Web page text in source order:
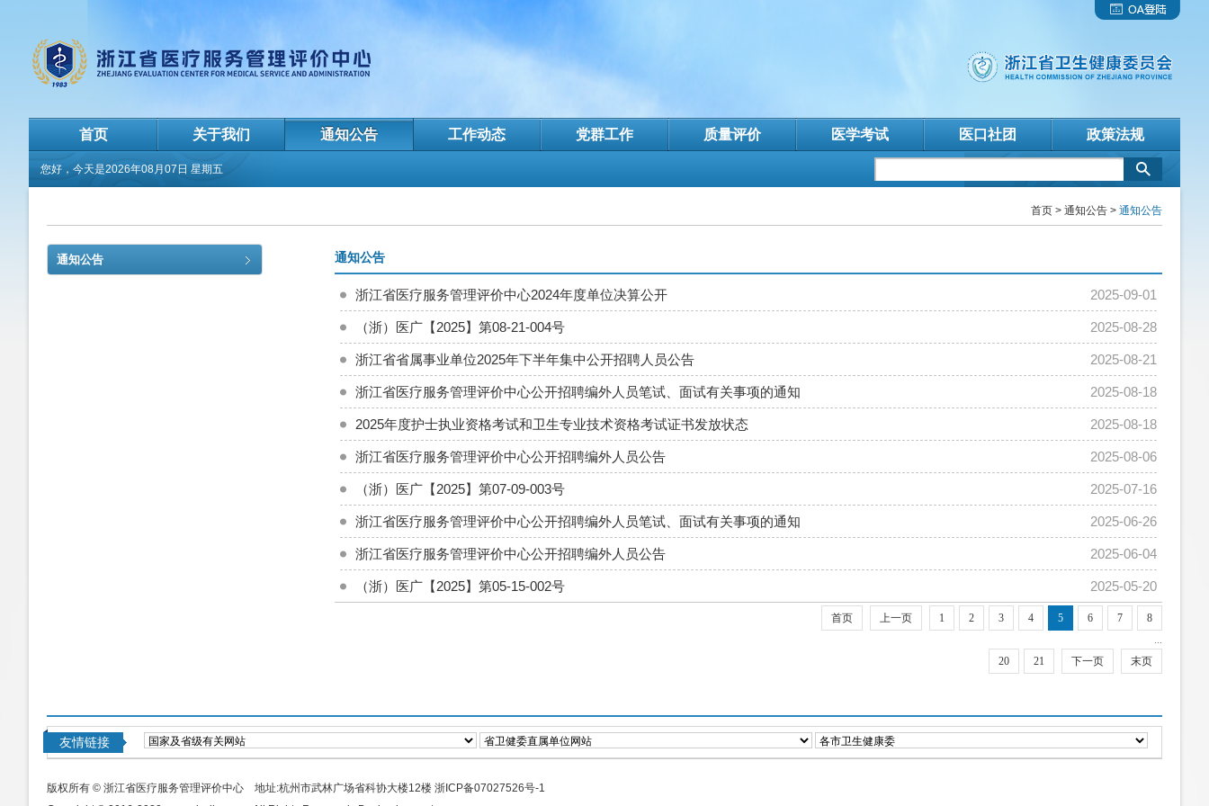
首页 关于我们 通知公告 工作动态 党群工作 质量评价 医学考试 医口社团 政策法规
您好，今天是2026年08月07日 星期五
首页 > 通知公告 > 通知公告
通知公告 通知公告
2025-09-01
浙江省医疗服务管理评价中心2024年度单位决算公开
2025-08-28
（浙）医广【2025】第08-21-004号
2025-08-21
浙江省省属事业单位2025年下半年集中公开招聘人员公告
2025-08-18
浙江省医疗服务管理评价中心公开招聘编外人员笔试、面试有关事项的通知
2025-08-18
2025年度护士执业资格考试和卫生专业技术资格考试证书发放状态
2025-08-06
浙江省医疗服务管理评价中心公开招聘编外人员公告
2025-07-16
（浙）医广【2025】第07-09-003号
2025-06-26
浙江省医疗服务管理评价中心公开招聘编外人员笔试、面试有关事项的通知
2025-06-04
浙江省医疗服务管理评价中心公开招聘编外人员公告
2025-05-20
（浙）医广【2025】第05-15-002号
首页 上一页 1 2 3 4 5 6 7
8
...
20
21 下一页 末页
友情链接
版权所有 © 浙江省医疗服务管理评价中心 地址:杭州市武林广场省科协大楼12楼 浙ICP备07027526号-1